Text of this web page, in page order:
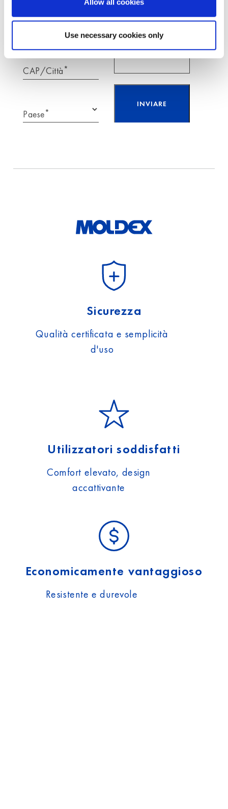
Use necessary cookies only
CAP/Città*
Paese*
Sicurezza
Qualità certificata e semplicità
d'uso
Utilizzatori soddisfatti
Comfort elevato, design
accattivante
Economicamente vantaggioso
Resistente e durevole